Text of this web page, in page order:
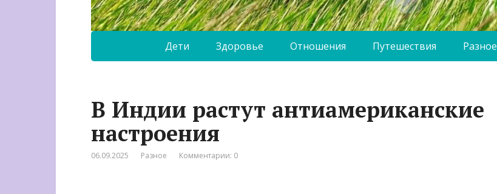
Дети Здоровье Отношения Путешествия Разное
В Индии растут антиамериканские
настроения
06.09.2025 Разное Комментарии: 0